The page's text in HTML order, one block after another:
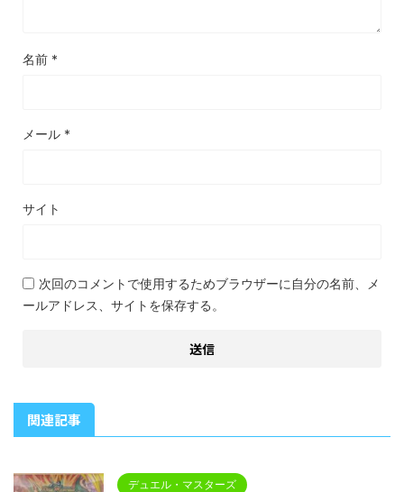
名前 *
メール *
サイト
次回のコメントで使用するためブラウザーに自分の名前、メ
ールアドレス、サイトを保存する。
関連記事
デュエル・マスターズ